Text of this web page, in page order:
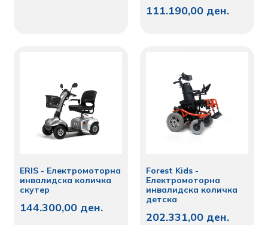
111.190,00 ден.
ERIS - Електромоторна
инвалидска количка
скутер
144.300,00 ден.
Forest Kids -
Електромоторна
инвалидска количка
детска
202.331,00 ден.